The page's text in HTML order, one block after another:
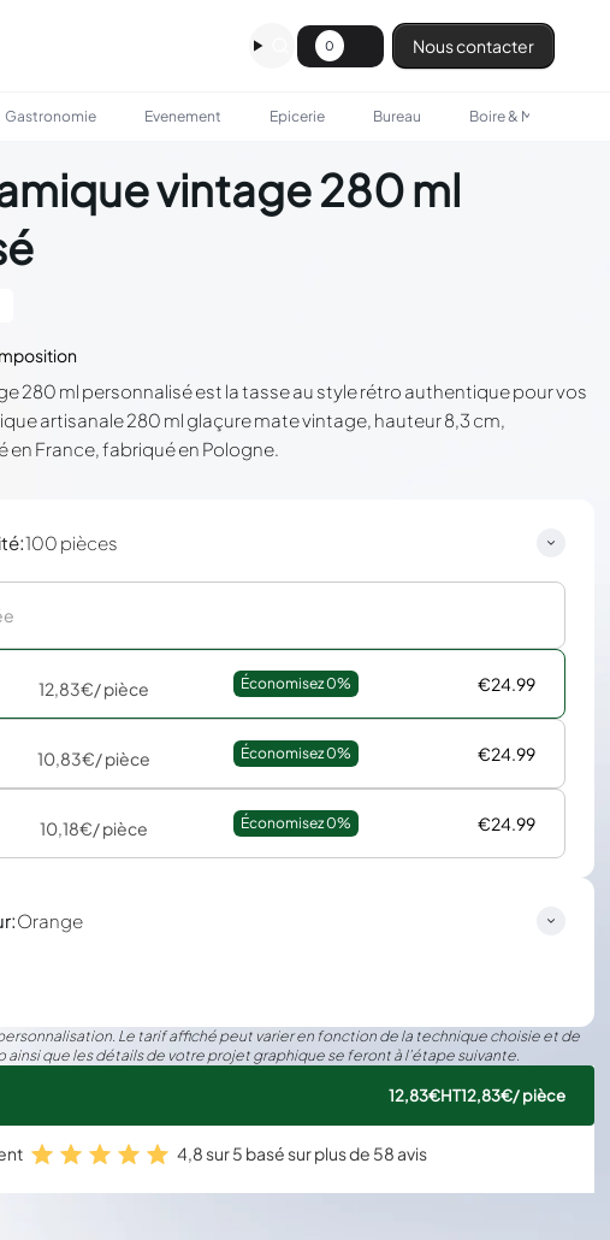
0 Nous contacter
Gastronomie Evenement Epicerie Bureau Boire & Manger
vintage 280 ml
280 ml personnalisé est la tasse au style rétro authentique pour vos
artisanale 280 ml glaçure mate vintage, hauteur 8,3 cm,
en France, fabriqué en Pologne.
:100 pièces
12,83€/ pièce Économisez 0% €24.99
10,83€/ pièce Économisez 0% €24.99
10,18€/ pièce Économisez 0% €24.99
:Orange
Le tarif affiché peut varier en fonction de la technique choisie et de
ainsi que les détails de votre projet graphique se feront à l’étape suivante.
12,83€HT12,83€/ pièce
4,8 sur 5 basé sur plus de 58 avis